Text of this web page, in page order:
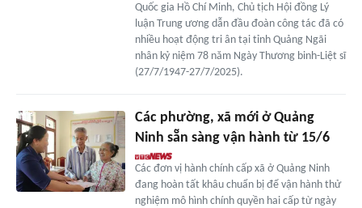
Quốc gia Hồ Chí Minh, Chủ tịch Hội đồng Lý
luận Trung ương dẫn đầu đoàn công tác đã có
nhiều hoạt động tri ân tại tỉnh Quảng Ngãi
nhân kỷ niệm 78 năm Ngày Thương binh-Liệt sĩ
(27/7/1947-27/7/2025).
Các phường, xã mới ở Quảng
Ninh sẵn sàng vận hành từ 15/6
Các đơn vị hành chính cấp xã ở Quảng Ninh
đang hoàn tất khâu chuẩn bị để vận hành thử
nghiệm mô hình chính quyền hai cấp từ ngày